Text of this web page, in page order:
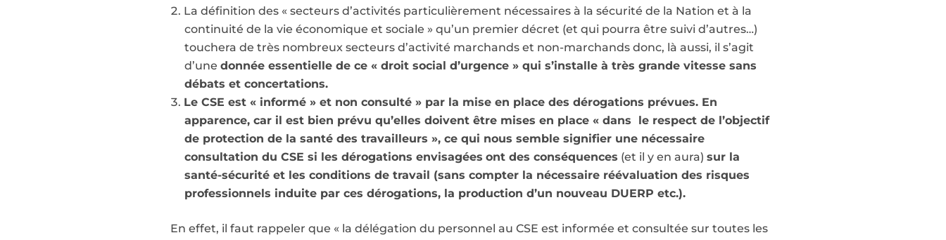
La définition des « secteurs d’activités particulièrement nécessaires à la sécurité de la Nation et à la
continuité de la vie économique et sociale » qu’un premier décret (et qui pourra être suivi d’autres…)
touchera de très nombreux secteurs d’activité marchands et non-marchands donc, là aussi, il s’agit
d’une donnée essentielle de ce « droit social d’urgence » qui s’installe à très grande vitesse sans
débats et concertations.
Le CSE est « informé » et non consulté » par la mise en place des dérogations prévues. En
apparence, car il est bien prévu qu’elles doivent être mises en place « dans le respect de l’objectif
de protection de la santé des travailleurs », ce qui nous semble signifier une nécessaire
consultation du CSE si les dérogations envisagées ont des conséquences (et il y en aura) sur la
santé-sécurité et les conditions de travail (sans compter la nécessaire réévaluation des risques
professionnels induite par ces dérogations, la production d’un nouveau DUERP etc.).
En effet, il faut rappeler que « la délégation du personnel au CSE est informée et consultée sur toutes les